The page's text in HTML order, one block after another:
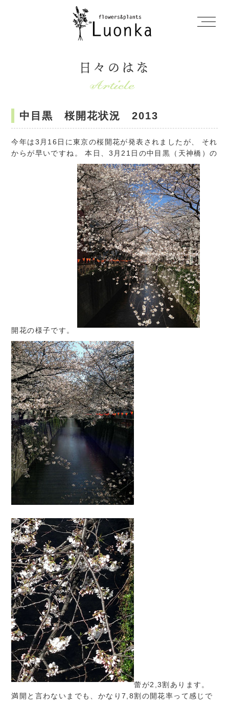
日々のはな
中目黒 桜開花状況 2013
今年は3月16日に東京の桜開花が発表されましたが、 それ
からが早いですね。 本日、3月21日の中目黒（天神橋）の
開花の様子です。
蕾が2,3割あります。
満開と言わないまでも、かなり7,8割の開花率って感じで